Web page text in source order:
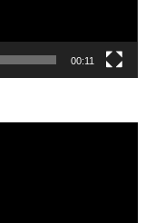
00:11